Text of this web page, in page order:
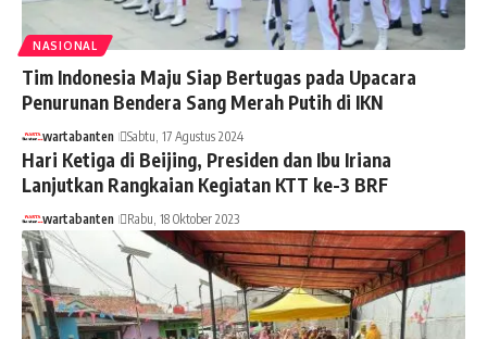
NASIONAL
Tim Indonesia Maju Siap Bertugas pada Upacara
Penurunan Bendera Sang Merah Putih di IKN
wartabanten Sabtu, 17 Agustus 2024
Hari Ketiga di Beijing, Presiden dan Ibu Iriana
Lanjutkan Rangkaian Kegiatan KTT ke-3 BRF
wartabanten Rabu, 18 Oktober 2023